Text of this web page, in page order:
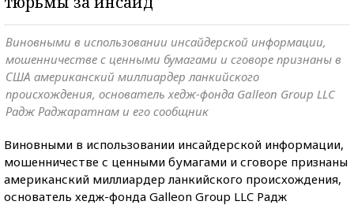
Виновными в использовании инсайдерской информации,
мошенничестве с ценными бумагами и сговоре признаны в
США американский миллиардер ланкийского
происхождения, основатель хедж-фонда Galleon Group LLC
Радж Раджаратнам и его сообщник
Виновными в использовании инсайдерской информации,
мошенничестве с ценными бумагами и сговоре признаны
американский миллиардер ланкийского происхождения,
основатель хедж-фонда Galleon Group LLC Радж